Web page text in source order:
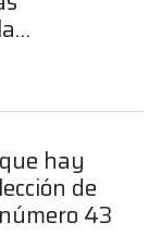
hay
de
43